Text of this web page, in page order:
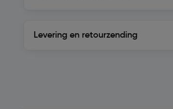
Levering en retourzending